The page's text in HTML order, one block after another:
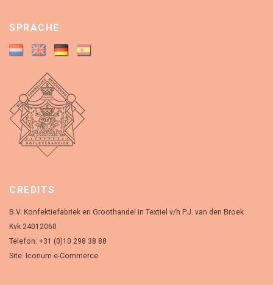
SPRACHE
CREDITS
B.V. Konfektiefabriek en Groothandel in Textiel v/h P.J. van den Broek
Kvk 24012060
Telefon: +31 (0)10 298 38 88
Site: Iconum e-Commerce